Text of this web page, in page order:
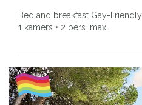
Bed and breakfast Gay-Friendly
1 kamers • 2 pers. max.